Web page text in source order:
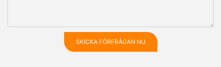
SKICKA FÖRFRÅGAN NU